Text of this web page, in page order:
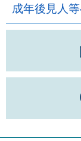
成年後見人